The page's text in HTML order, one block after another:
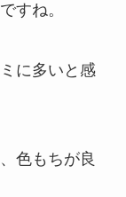
すね。
に多いと感
色もちが良